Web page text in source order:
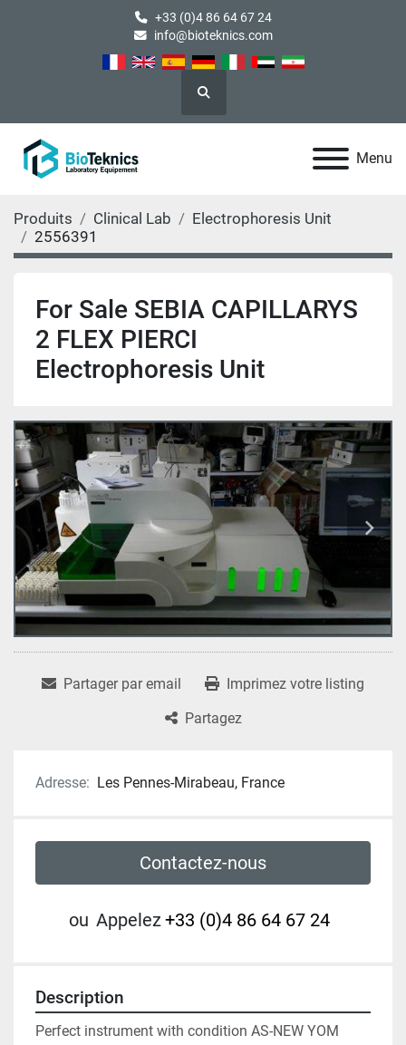
+33 (0)4 86 64 67 24
info@bioteknics.com
Rechercher
Menu
Produits Clinical Lab
Electrophoresis Unit
2556391
For Sale SEBIA CAPILLARYS
2 FLEX PIERCI
Electrophoresis Unit
Partager par email
Imprimez votre listing
Partagez
Adresse: Les Pennes-Mirabeau, France
Contactez-nous
ou Appelez+33 (0)4 86 64 67 24
Description
Perfect instrument with condition AS-NEW YOM